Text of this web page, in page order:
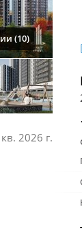
(10)
кв. 2026 г.